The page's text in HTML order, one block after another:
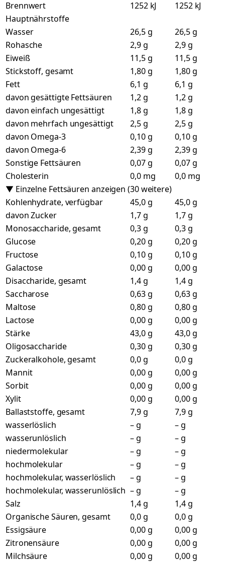
Brennwert 1252 kJ
1252 kJ
Hauptnährstoffe
Wasser
26,5 g
26,5 g
Rohasche
2,9 g
2,9 g
Eiweiß
11,5 g
11,5 g
Stickstoff, gesamt
1,80 g
1,80 g
Fett
6,1 g
6,1 g
davon gesättigte Fettsäuren
1,2 g
1,2 g
davon einfach ungesättigt
1,8 g
1,8 g
davon mehrfach ungesättigt
2,5 g
2,5 g
davon Omega-3
0,10 g
0,10 g
davon Omega-6
2,39 g
2,39 g
Sonstige Fettsäuren
0,07 g
0,07 g
Cholesterin
0,0 mg
0,0 mg
▼ Einzelne Fettsäuren anzeigen (30 weitere)
Kohlenhydrate, verfügbar
45,0 g
45,0 g
davon Zucker
1,7 g
1,7 g
Monosaccharide, gesamt
0,3 g
0,3 g
Glucose
0,20 g
0,20 g
Fructose
0,10 g
0,10 g
Galactose
0,00 g
0,00 g
Disaccharide, gesamt
1,4 g
1,4 g
Saccharose
0,63 g
0,63 g
Maltose
0,80 g
0,80 g
Lactose
0,00 g
0,00 g
Stärke
43,0 g
43,0 g
Oligosaccharide
0,30 g
0,30 g
Zuckeralkohole, gesamt
0,0 g
0,0 g
Mannit
0,00 g
0,00 g
Sorbit
0,00 g
0,00 g
Xylit
0,00 g
0,00 g
Ballaststoffe, gesamt
7,9 g
7,9 g
wasserlöslich
– g
– g
wasserunlöslich
– g
– g
niedermolekular
– g
– g
hochmolekular
– g
– g
hochmolekular, wasserlöslich
– g
– g
hochmolekular, wasserunlöslich – g
– g
Salz
1,4 g
1,4 g
Organische Säuren, gesamt
0,0 g
0,0 g
Essigsäure
0,00 g
0,00 g
Zitronensäure
0,00 g
0,00 g
Milchsäure
0,00 g
0,00 g